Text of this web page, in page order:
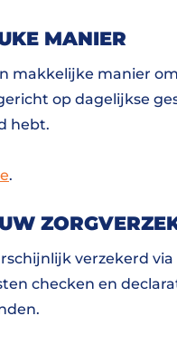
MANIER
makkelijke manier
op dagelijkse
hebt.
.
verzekerd via
checken en